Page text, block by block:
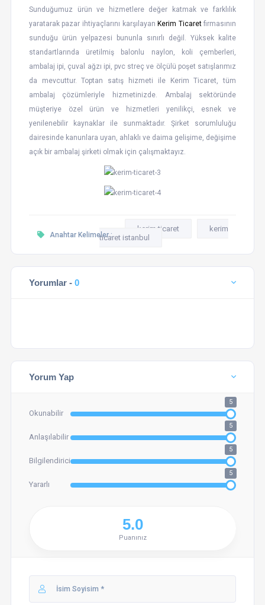
Sunduğumuz ürün ve hizmetlere değer katmak ve farklılık
yaratarak pazar ihtiyaçlarını karşılayanKerim Ticaretfirmasının
sunduğu ürün yelpazesi bununla sınırlı değil. Yüksek kalite
standartlarında üretilmiş balonlu naylon, koli çemberleri,
ambalaj ipi, çuval ağzı ipi, pvc streç ve ölçülü poşet satışlarımız
da mevcuttur. Toptan satış hizmeti ile Kerim Ticaret, tüm
ambalaj çözümleriyle hizmetinizde. Ambalaj sektöründe
müşteriye özel ürün ve hizmetleri yenilikçi, esnek ve
yenilenebilir kaynaklar ile sunmaktadır. Şirket sorumluluğu
dairesinde kanunlara uyan, ahlaklı ve daima gelişime, değişime
açık bir ambalaj şirketi olmak için çalışmaktayız.
Anahtar Kelimeler :
kerim ticaret
kerim
ticaret istanbul
Yorumlar - 0
Yorum Yap
Okunabilir
5
Anlaşılabilir
5
Bilgilendirici
5
Yararlı
5
Puanınız